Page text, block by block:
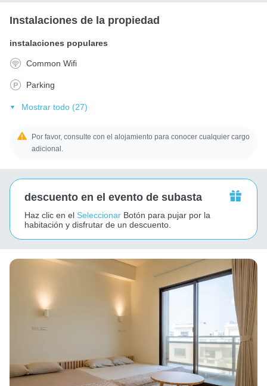
Instalaciones de la propiedad
instalaciones populares
Common Wifi
Parking
Mostrar todo (27)
Por favor, consulte con el alojamiento para conocer cualquier cargo
adicional.
descuento en el evento de subasta
Haz clic en el Seleccionar Botón para pujar por la
habitación y disfrutar de un descuento.